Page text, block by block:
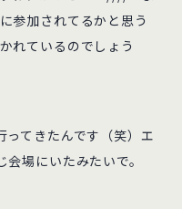
参加されてるかと思う
れているのでしょう
てきたんです（笑）エ
場にいたみたいで。